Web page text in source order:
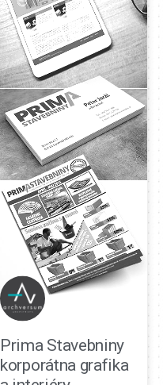
Prima Stavebniny
korporátna grafika